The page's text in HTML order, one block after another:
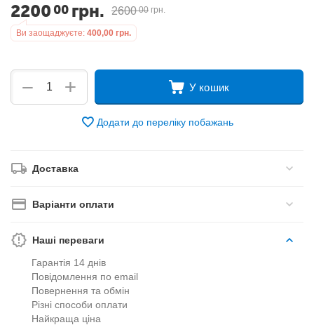
2200 00 грн. 2600 00 грн.
Ви заощаджуєте: 400,00 грн.
+
− У кошик
Додати до переліку побажань
Доставка
Варіанти оплати
Наші переваги
Гарантія 14 днів
Повідомлення по email
Повернення та обмін
Різні способи оплати
Найкраща ціна